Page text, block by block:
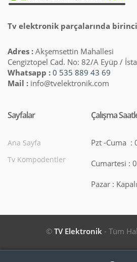
Tv elektronik parçalarında
Adres : Akşemsettin Mahallesi
Cengiztopel Cad. No: 82/A Eyüp /
Whatsapp : 0 535 889 43 69
Mail : info@tvelektronik.com
Sayfalar
Ana Sayfa
Tv Kompodentler
Çalışma
Pzt -Cuma :
Cumartesi :
Pazar : Kapalı
© TV Elektronik- Tüm